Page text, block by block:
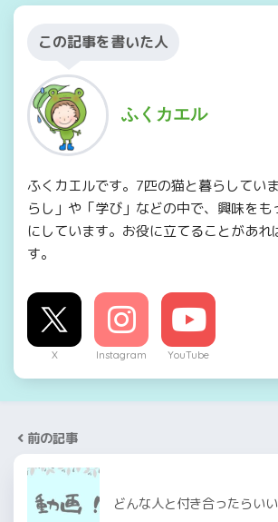
この記事を書いた人
ふくカエル
ふくカエルです。7匹の猫と暮らしてい
らし」や「学び」などの中で、興味をも
にしています。お役に立てることがあれ
す。
X Instagram YouTube
前の記事
どんな人と付き合ったらい